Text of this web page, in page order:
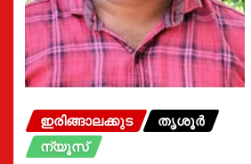
ഇരിങ്ങാലക്കുട
തൃശൂർ
ന്യൂസ്